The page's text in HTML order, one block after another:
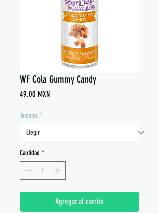
WF Cola Gummy Candy
49,00 MXNPrecio
Tamaño *
Cantidad *
Agregar al carrito